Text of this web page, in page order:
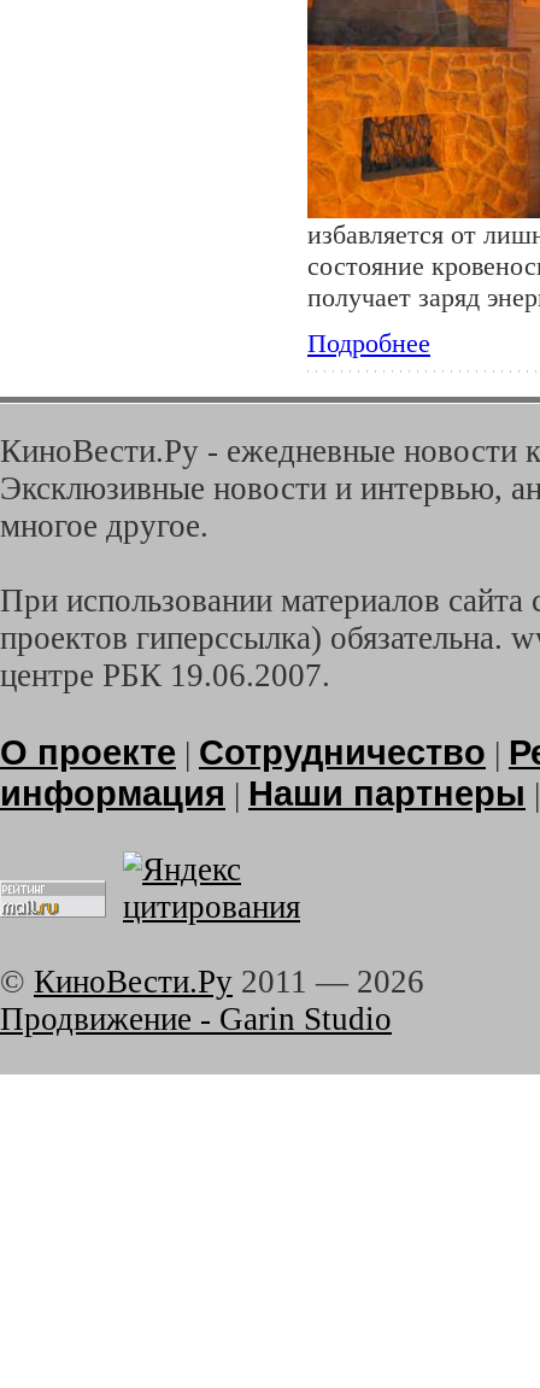
избавляется от
состояние
получает заряд
Подробнее
КиноВести.Ру - ежедневные новости
Эксклюзивные новости и интервью,
многое другое.
При использовании материалов
проектов гиперссылка) обязательна.
центре РБК 19.06.2007.
О проекте | Сотрудничество |
информация | Наши партнеры
© КиноВести.Ру 2011 — 2026
Продвижение - Garin Studio